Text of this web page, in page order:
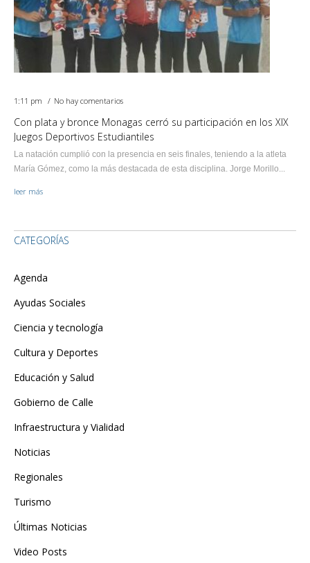
1:11 pm No hay comentarios
Con plata y bronce Monagas cerró su participación en los XIX
Juegos Deportivos Estudiantiles
La natación cumplió con la presencia en seis finales, teniendo a la atleta
María Gómez, como la más destacada de esta disciplina. Jorge Morillo...
leer más
CATEGORÍAS
Agenda
Ayudas Sociales
Ciencia y tecnología
Cultura y Deportes
Educación y Salud
Gobierno de Calle
Infraestructura y Vialidad
Noticias
Regionales
Turismo
Últimas Noticias
Video Posts